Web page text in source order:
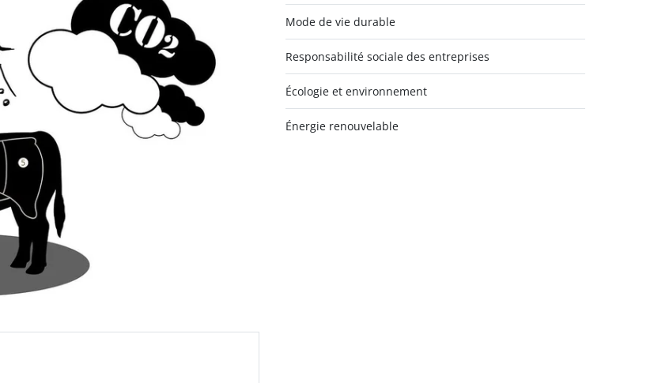
Mode de vie durable
Responsabilité sociale des entreprises
Écologie et environnement
Énergie renouvelable